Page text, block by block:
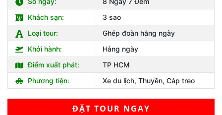
Khách sạn:
3 sao
Loại tour:
Ghép đoàn hằng ngày
Khởi hành:
Hằng ngày
Điểm xuất phát:
TP HCM
Phương tiện:
Xe du lịch, Thuyền, Cáp treo
ĐẶT TOUR NGAY